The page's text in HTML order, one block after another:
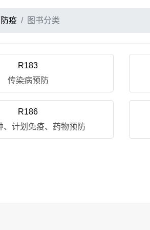
疫 图书分类
R183
传染病预防
R186
、计划免疫、药物预防